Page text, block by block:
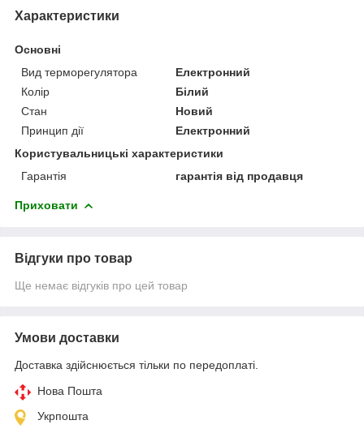
Характеристики
Основні
Вид терморегулятора
Електронний
Колір
Білий
Стан
Новий
Принцип дії
Електронний
Користувальницькі характеристики
Гарантія
гарантія від продавця
Приховати
Відгуки про товар
Ще немає відгуків про цей товар
Умови доставки
Доставка здійснюється тільки по передоплаті.
Нова Пошта
Укрпошта